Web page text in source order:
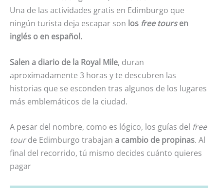
Una de las actividades gratis en Edimburgo que
ningún turista deja escapar son los free toursen
inglés o en español.
Salen a diario de la Royal Mile, duran
aproximadamente 3 horas y te descubren las
historias que se esconden tras algunos de los lugares
más emblemáticos de la ciudad.
A pesar del nombre, como es lógico, los guías del free
tourde Edimburgo trabajan a cambio de propinas. Al
final del recorrido, tú mismo decides cuánto quieres
pagar